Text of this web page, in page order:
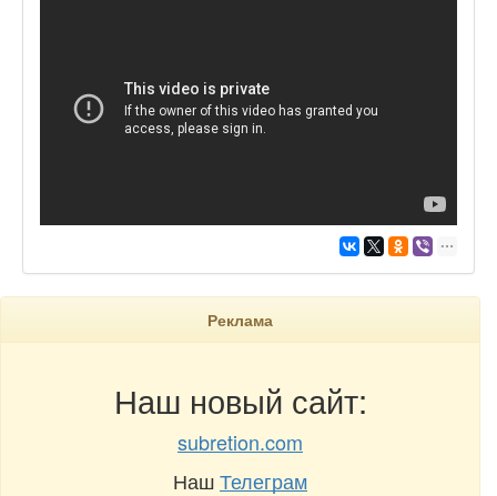
Реклама
Наш новый сайт:
subretion.com
НашТелеграм